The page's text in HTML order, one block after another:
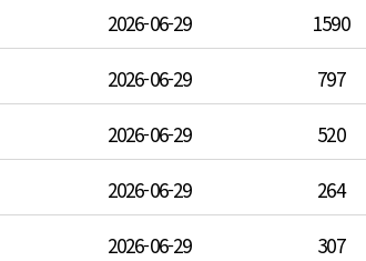
2026-06-29
1590
2026-06-29
797
2026-06-29
520
2026-06-29
264
2026-06-29
307